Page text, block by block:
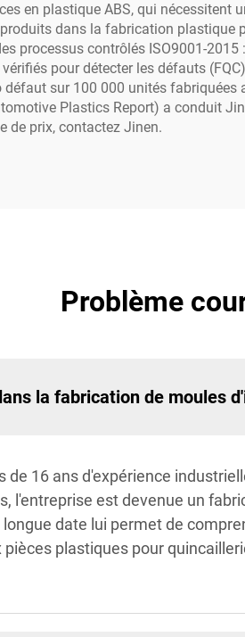
en plastique ABS, qui
dans la fabrication
processus contrôlés ISO9001-
pour détecter les défauts
sur 100 000 unités
Plastics Report) a conduit
de prix, contactez Jinen.
Problème
la fabrication de moules
de 16 ans d'expérience
l'entreprise est devenue un
date lui permet de
plastiques pour